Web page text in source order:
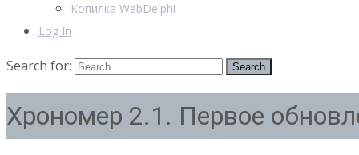
Копилка WebDelphi
Log In
Search for:
Хрономер 2.1. Первое